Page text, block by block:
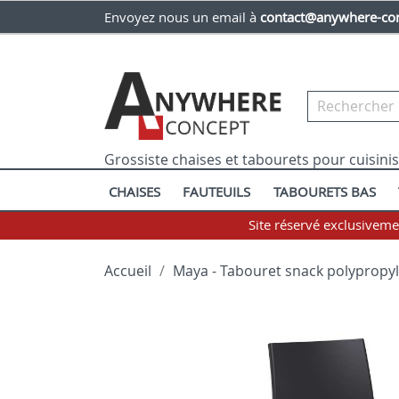
Envoyez nous un email à contact@anywhere-
Grossiste chaises et tabourets pour
CHAISES FAUTEUILS TABOURETS BAS
Site réservé
Accueil Maya - Tabouret snack